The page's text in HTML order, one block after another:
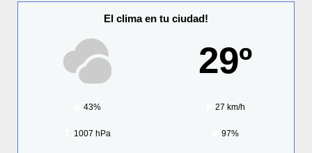
El clima en tu ciudad!
29º
43% 27 km/h
1007 hPa 97%